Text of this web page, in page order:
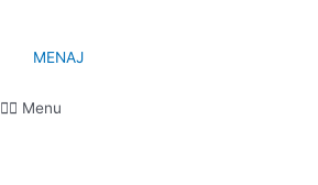
MENAJ
Menu